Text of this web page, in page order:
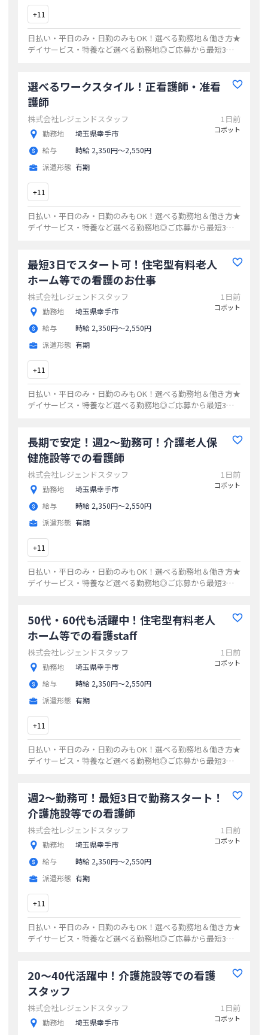
+11
日払い・平日のみ・日勤のみもOK！選べる勤務地＆働き方★
デイサービス・特養など選べる勤務地◎ご応募から最短3日
選べるワークスタイル！正看護師・准看
護師
株式会社レジェンドスタッフ
勤務地
埼玉県幸手市
給与
時給 2,350円〜2,550円
派遣形態 有期
1日前
コボット
+11
日払い・平日のみ・日勤のみもOK！選べる勤務地＆働き方★
デイサービス・特養など選べる勤務地◎ご応募から最短3日
最短3日でスタート可！住宅型有料老人
ホーム等での看護のお仕事
株式会社レジェンドスタッフ
勤務地
埼玉県幸手市
給与
時給 2,350円〜2,550円
派遣形態 有期
1日前
コボット
+11
日払い・平日のみ・日勤のみもOK！選べる勤務地＆働き方★
デイサービス・特養など選べる勤務地◎ご応募から最短3日
長期で安定！週2～勤務可！介護老人保
健施設等での看護師
株式会社レジェンドスタッフ
勤務地
埼玉県幸手市
給与
時給 2,350円〜2,550円
派遣形態 有期
1日前
コボット
+11
日払い・平日のみ・日勤のみもOK！選べる勤務地＆働き方★
デイサービス・特養など選べる勤務地◎ご応募から最短3日
50代・60代も活躍中！住宅型有料老人
ホーム等での看護staff
株式会社レジェンドスタッフ
勤務地
埼玉県幸手市
給与
時給 2,350円〜2,550円
派遣形態 有期
1日前
コボット
+11
日払い・平日のみ・日勤のみもOK！選べる勤務地＆働き方★
デイサービス・特養など選べる勤務地◎ご応募から最短3日
週2～勤務可！最短3日で勤務スタート！
介護施設等での看護師
株式会社レジェンドスタッフ
勤務地
埼玉県幸手市
給与
時給 2,350円〜2,550円
派遣形態 有期
1日前
コボット
+11
日払い・平日のみ・日勤のみもOK！選べる勤務地＆働き方★
デイサービス・特養など選べる勤務地◎ご応募から最短3日
20～40代活躍中！介護施設等での看護
スタッフ
株式会社レジェンドスタッフ
勤務地
埼玉県幸手市
1日前
コボット